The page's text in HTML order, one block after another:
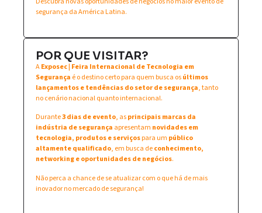
segurança da América Latina.
POR QUE VISITAR?
AExposec | Feira Internacional de Tecnologia em
Segurança é o destino certo para quem busca osúltimos
lançamentos e tendências do setor de segurança, tanto
no cenário nacional quanto internacional.
Durante3 dias de evento, asprincipais marcas da
indústria de segurança apresentam novidades em
tecnologia, produtos e serviçospara um público
altamente qualificado, em busca deconhecimento,
networking e oportunidades de negócios.
Não perca a chance de se atualizar com o que há de mais
inovador no mercado de segurança!